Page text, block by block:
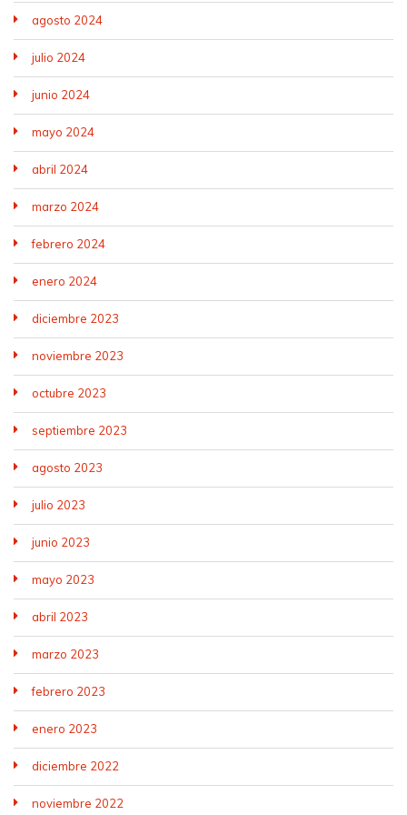
agosto 2024
julio 2024
junio 2024
mayo 2024
abril 2024
marzo 2024
febrero 2024
enero 2024
diciembre 2023
noviembre 2023
octubre 2023
septiembre 2023
agosto 2023
julio 2023
junio 2023
mayo 2023
abril 2023
marzo 2023
febrero 2023
enero 2023
diciembre 2022
noviembre 2022